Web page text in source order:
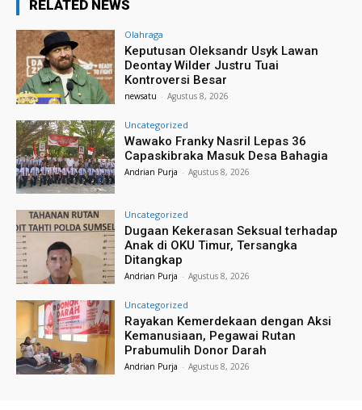
RELATED NEWS
Olahraga
Keputusan Oleksandr Usyk Lawan
Deontay Wilder Justru Tuai
Kontroversi Besar
newsatu - Agustus 8, 2026
Uncategorized
Wawako Franky Nasril Lepas 36
Capaskibraka Masuk Desa Bahagia
Andrian Purja - Agustus 8, 2026
Uncategorized
Dugaan Kekerasan Seksual terhadap
Anak di OKU Timur, Tersangka
Ditangkap
Andrian Purja - Agustus 8, 2026
Uncategorized
Rayakan Kemerdekaan dengan Aksi
Kemanusiaan, Pegawai Rutan
Prabumulih Donor Darah
Andrian Purja - Agustus 8, 2026